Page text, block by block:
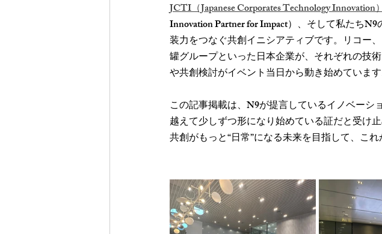
JCTI（Japanese Corporates Technology Innovation
Innovation Partner for Impact）、そして私たち
装力をつなぐ共創イニシアティブです。リコー
罐グループといった日本企業が、それぞれの技
や共創検討がイベント当日から動き始めています
この記事掲載は、N9が提言しているイノベーシ
越えて少しずつ形になり始めている証だと受け
共創がもっと“日常”になる未来を目指して、こ